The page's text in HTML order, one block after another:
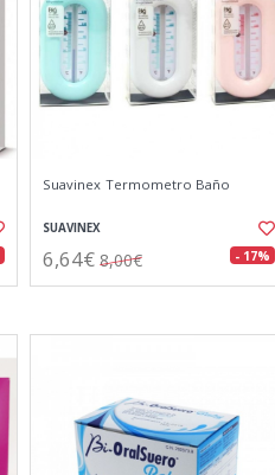
Suavinex Termometro Baño
SUAVINEX
6,64€ 8,00€ - 17%